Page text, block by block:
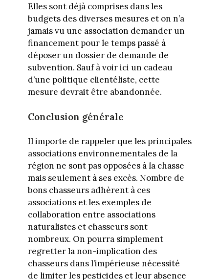
Elles sont déjà comprises dans les
budgets des diverses mesures et on n’a
jamais vu une association demander un
financement pour le temps passé à
déposer un dossier de demande de
subvention. Sauf à voir ici un cadeau
d’une politique clientéliste, cette
mesure devrait être abandonnée.
Conclusion générale
Il importe de rappeler que les principales
associations environnementales de la
région ne sont pas opposées à la chasse
mais seulement à ses excès. Nombre de
bons chasseurs adhèrent à ces
associations et les exemples de
collaboration entre associations
naturalistes et chasseurs sont
nombreux. On pourra simplement
regretter la non-implication des
chasseurs dans l’impérieuse nécessité
de limiter les pesticides et leur absence